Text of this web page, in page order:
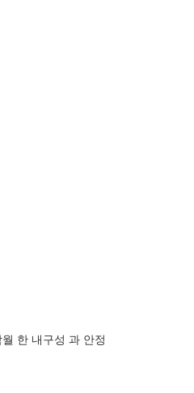
한 내구성 과 안정